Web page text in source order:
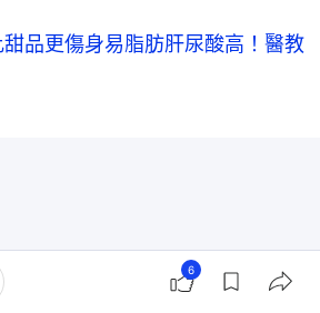
品更傷身易脂肪肝尿酸高！醫教
6